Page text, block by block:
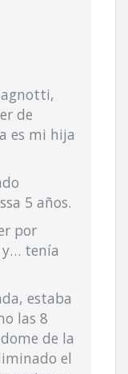
de
es mi hija
5 años.
por
y… tení­a
estaba
las 8
de la
el